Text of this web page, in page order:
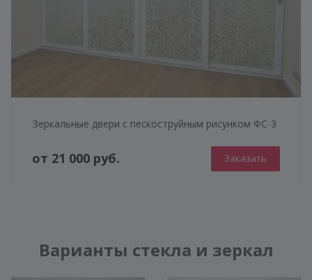
Зеркальные двери с пескоструйным рисунком ФС-3
от 21 000 руб. Заказать
Варианты стекла и зеркал